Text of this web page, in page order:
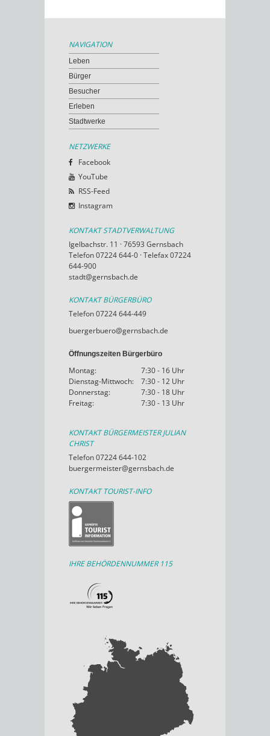
NAVIGATION
Leben
Bürger
Besucher
Erleben
Stadtwerke
NETZWERKE
Facebook
YouTube
RSS-Feed
Instagram
KONTAKT STADTVERWALTUNG
Igelbachstr. 11 · 76593 Gernsbach
Telefon 07224 644-0 · Telefax 07224
644-900
stadt@gernsbach.de
KONTAKT BÜRGERBÜRO
Telefon 07224 644-449
buergerbuero@gernsbach.de
Öffnungszeiten Bürgerbüro
Montag:
7:30 - 16 Uhr
Dienstag-Mittwoch:
7:30 - 12 Uhr
Donnerstag:
7:30 - 18 Uhr
Freitag:
7:30 - 13 Uhr
KONTAKT BÜRGERMEISTER JULIAN
CHRIST
Telefon 07224 644-102
buergermeister@gernsbach.de
KONTAKT TOURIST-INFO
IHRE BEHÖRDENNUMMER 115